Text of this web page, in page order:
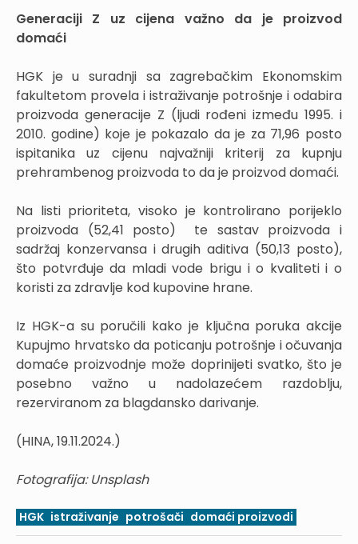
Generaciji Z uz cijena važno da je proizvod
domaći
HGK je u suradnji sa zagrebačkim Ekonomskim
fakultetom provela i istraživanje potrošnje i odabira
proizvoda generacije Z (ljudi rođeni između 1995. i
2010. godine) koje je pokazalo da je za 71,96 posto
ispitanika uz cijenu najvažniji kriterij za kupnju
prehrambenog proizvoda to da je proizvod domaći.
Na listi prioriteta, visoko je kontrolirano porijeklo
proizvoda (52,41 posto) te sastav proizvoda i
sadržaj konzervansa i drugih aditiva (50,13 posto),
što potvrđuje da mladi vode brigu i o kvaliteti i o
koristi za zdravlje kod kupovine hrane.
Iz HGK-a su poručili kako je ključna poruka akcije
Kupujmo hrvatsko da poticanju potrošnje i očuvanja
domaće proizvodnje može doprinijeti svatko, što je
posebno važno u nadolazećem razdoblju,
rezerviranom za blagdansko darivanje.
(HINA, 19.11.2024.)
Fotografija: Unsplash
HGK istraživanje potrošači domaći proizvodi